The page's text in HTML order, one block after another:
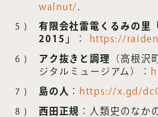
walnut/
有限会社雷電くるみの里
2015」
： https://
アク抜きと調理
（高根沢
ジタルミュージアム）：
島の人 ： https://x.gd/
西田正規 ：人類史のなか